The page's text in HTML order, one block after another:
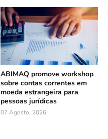
ABIMAQ promove workshop
sobre contas correntes em
moeda estrangeira para
pessoas jurídicas
07 Agosto, 2026